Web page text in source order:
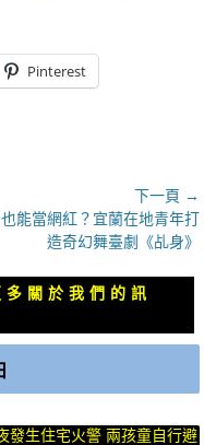
Pinterest
下一頁 →
能當網紅？宜蘭在地青年打
造奇幻舞臺劇《乩身》
關於我們的訊
發生住宅火警 兩孩童自行避